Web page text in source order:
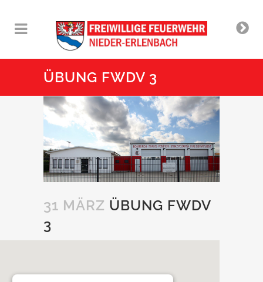
ÜBUNG FWDV 3
31 MÄRZ ÜBUNG FWDV
3